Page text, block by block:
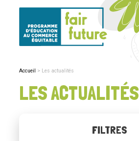
Accueil Les actualités
LES ACTUALITÉS
FILTRES